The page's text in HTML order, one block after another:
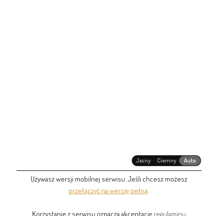
Jasny Ciemny Auto
Używasz wersji mobilnej serwisu. Jeśli chcesz możesz
przełączyć na wersję pełną
Korzystanie z serwisu oznacza akceptację regulaminu